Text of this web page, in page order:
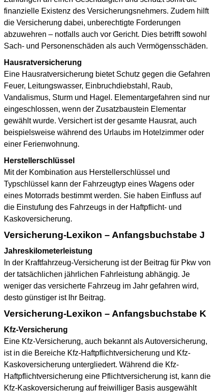
finanzielle Existenz des Versicherungsnehmers. Zudem hilft
die Versicherung dabei, unberechtigte Forderungen
abzuwehren – notfalls auch vor Gericht. Dies betrifft sowohl
Sach- und Personenschäden als auch Vermögensschäden.
Hausratversicherung
Eine Hausratversicherung bietet Schutz gegen die Gefahren
Feuer, Leitungswasser, Einbruchdiebstahl, Raub,
Vandalismus, Sturm und Hagel. Elementargefahren sind nur
eingeschlossen, wenn der Zusatzbaustein Elementar
gewählt wurde. Versichert ist der gesamte Hausrat, auch
beispielsweise während des Urlaubs im Hotelzimmer oder
einer Ferienwohnung.
Herstellerschlüssel
Mit der Kombination aus Herstellerschlüssel und
Typschlüssel kann der Fahrzeugtyp eines Wagens oder
eines Motorrads bestimmt werden. Sie haben Einfluss auf
die Einstufung des Fahrzeugs in der Haftpflicht- und
Kaskoversicherung.
Versicherung-Lexikon – Anfangsbuchstabe J
Jahreskilometerleistung
In der Kraftfahrzeug-Versicherung ist der Beitrag für Pkw von
der tatsächlichen jährlichen Fahrleistung abhängig. Je
weniger das versicherte Fahrzeug im Jahr gefahren wird,
desto günstiger ist Ihr Beitrag.
Versicherung-Lexikon – Anfangsbuchstabe K
Kfz-Versicherung
Eine Kfz-Versicherung, auch bekannt als Autoversicherung,
ist in die Bereiche Kfz-Haftpflichtversicherung und Kfz-
Kaskoversicherung untergliedert. Während die Kfz-
Haftpflichtversicherung eine Pflichtversicherung ist, kann die
Kfz-Kaskoversicherung auf freiwilliger Basis ausgewählt